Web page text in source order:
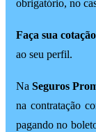
obrigatório, no
Faça sua cotação
ao seu perfil.
Na Seguros
na contratação
pagando no